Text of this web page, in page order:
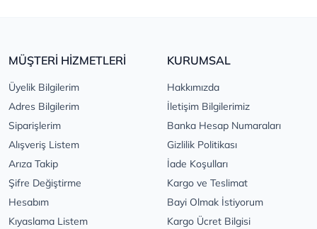
MÜŞTERİ HİZMETLERİ
Üyelik Bilgilerim
Adres Bilgilerim
Siparişlerim
Alışveriş Listem
Arıza Takip
Şifre Değiştirme
Hesabım
Kıyaslama Listem
KURUMSAL
Hakkımızda
İletişim Bilgilerimiz
Banka Hesap Numaraları
Gizlilik Politikası
İade Koşulları
Kargo ve Teslimat
Bayi Olmak İstiyorum
Kargo Ücret Bilgisi